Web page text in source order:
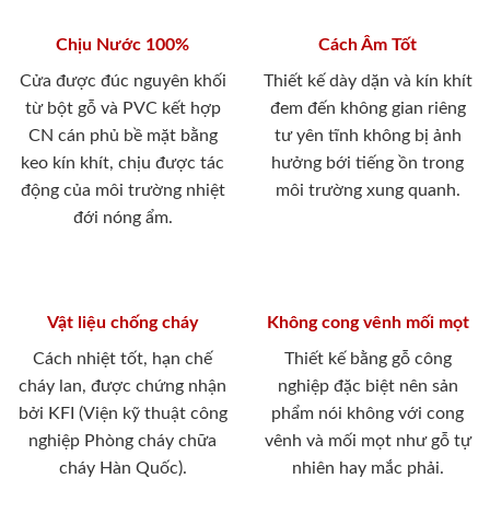
Chịu Nước 100%
Cửa được đúc nguyên khối
từ bột gỗ và PVC kết hợp
CN cán phủ bề mặt bằng
keo kín khít, chịu được tác
động của môi trường nhiệt
đới nóng ẩm.
Cách Âm Tốt
Thiết kế dày dặn và kín khít
đem đến không gian riêng
tư yên tĩnh không bị ảnh
hưởng bới tiếng ồn trong
môi trường xung quanh.
Vật liệu chống cháy
Cách nhiệt tốt, hạn chế
cháy lan, được chứng nhận
bởi KFI (Viện kỹ thuật công
nghiệp Phòng cháy chữa
cháy Hàn Quốc).
Không cong vênh mối mọt
Thiết kế bằng gỗ công
nghiệp đặc biệt nên sản
phẩm nói không với cong
vênh và mối mọt như gỗ tự
nhiên hay mắc phải.